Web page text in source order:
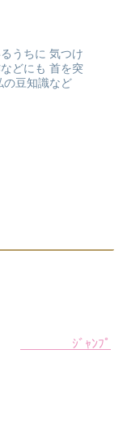
うちに 気つけ
どにも 首を突
の豆知識など
ｼﾞｬﾝﾌﾟ